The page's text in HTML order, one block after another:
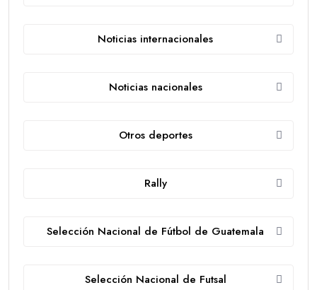
Noticias internacionales
Noticias nacionales
Otros deportes
Rally
Selección Nacional de Fútbol de Guatemala
Selección Nacional de Futsal